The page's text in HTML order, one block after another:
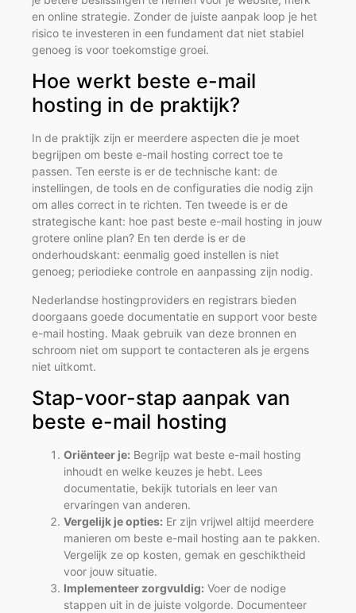
en online strategie. Zonder de juiste aanpak loop je het
risico te investeren in een fundament dat niet stabiel
genoeg is voor toekomstige groei.
Hoe werkt beste e-mail
hosting in de praktijk?
In de praktijk zijn er meerdere aspecten die je moet
begrijpen om beste e-mail hosting correct toe te
passen. Ten eerste is er de technische kant: de
instellingen, de tools en de configuraties die nodig zijn
om alles correct in te richten. Ten tweede is er de
strategische kant: hoe past beste e-mail hosting in jouw
grotere online plan? En ten derde is er de
onderhoudskant: eenmalig goed instellen is niet
genoeg; periodieke controle en aanpassing zijn nodig.
Nederlandse hostingproviders en registrars bieden
doorgaans goede documentatie en support voor beste
e-mail hosting. Maak gebruik van deze bronnen en
schroom niet om support te contacteren als je ergens
niet uitkomt.
Stap-voor-stap aanpak van
beste e-mail hosting
Oriënteer je: Begrijp wat beste e-mail hosting
inhoudt en welke keuzes je hebt. Lees
documentatie, bekijk tutorials en leer van
ervaringen van anderen.
Vergelijk je opties: Er zijn vrijwel altijd meerdere
manieren om beste e-mail hosting aan te pakken.
Vergelijk ze op kosten, gemak en geschiktheid
voor jouw situatie.
Implementeer zorgvuldig: Voer de nodige
stappen uit in de juiste volgorde. Documenteer